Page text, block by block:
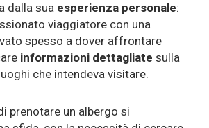
dalla sua esperienza personale:
viaggiatore con una
spesso a dover affrontare
informazioni dettagliate sulla
che intendeva visitare.
prenotare un albergo si